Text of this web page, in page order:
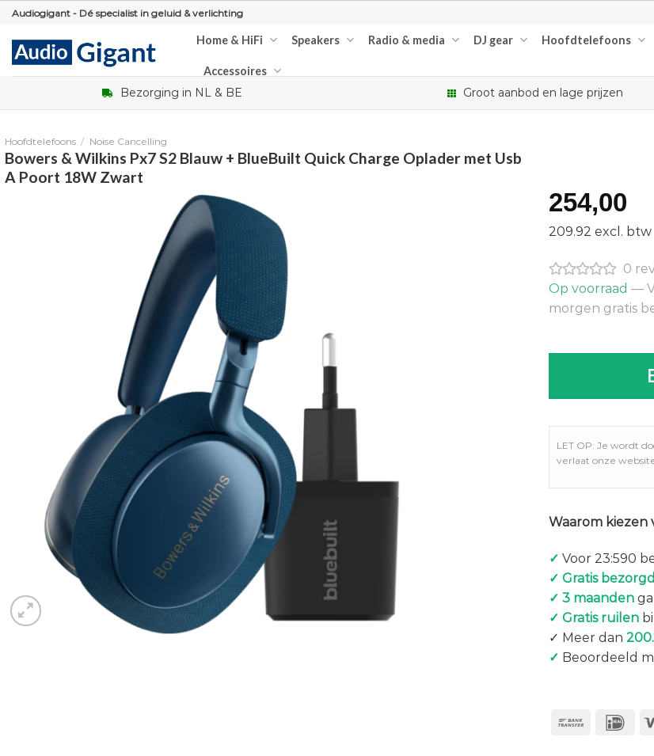
Skip
content
Audiogigant - Dé specialist in geluid & verlichting
Home & HiFi Speakers Radio & media DJ gear Hoofdtelefoons
Accessoires
Bezorging in NL & BE Groot aanbod en lage prijzen
Hoofdtelefoons / Noise Cancelling
Bowers & Wilkins Px7 S2 Blauw + BlueBuilt Quick Charge Oplader met Usb
A Poort 18W Zwart
254,00
209.92 excl. btw
0
Op voorraad —
morgen gratis
LET OP: Je wordt
verlaat onze
Waarom kiezen
✓ Voor 23:590
✓ Gratis bezorgd
✓ 3 maanden
✓ Gratis ruilen
✓ Meer dan
✓ Beoordeeld